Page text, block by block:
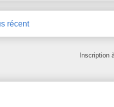
récent
Inscription